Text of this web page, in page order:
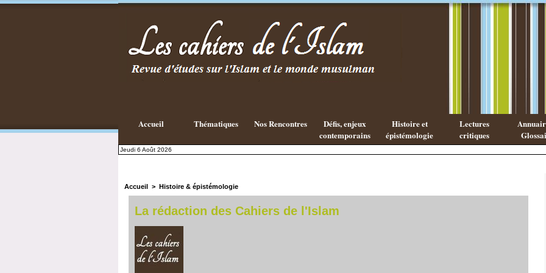
Existe-t-il
philosophie
Islamique ?
Accueil Thématiques Nos Rencontres
Défis, enjeux
contemporains
Histoire et
épistémologie
Lectures
critiques
Jeudi 6 Août 2026
Accueil > Histoire & épistémologie
La rédaction des Cahiers de l'Islam